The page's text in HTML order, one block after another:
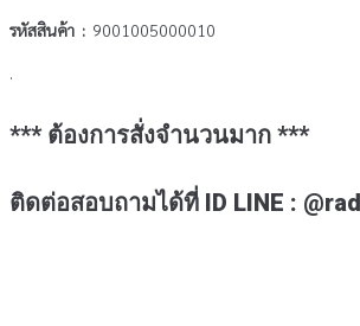
รหัสสินค้า : 9001005000010
.
*** ต้องการสั่งจำนวนมาก ***
ติดต่อสอบถามได้ที่ ID LINE :